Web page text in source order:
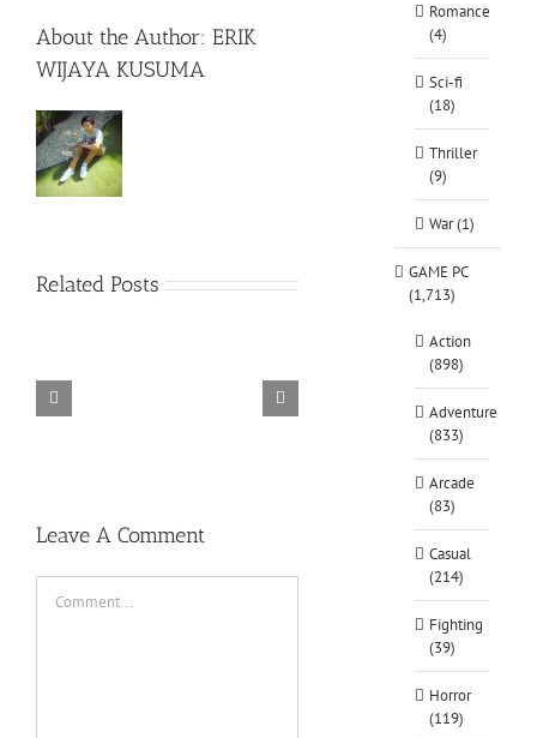
About the Author: ERIK
WIJAYA KUSUMA
Related Posts
TORINTO-DARKZER0 Alone in the
Leave A Comment
Romance
(4)
Sci-fi
(18)
Thriller
(9)
War (1)
GAME PC
(1,713)
Action
(898)
Adventure
(833)
Arcade
(83)
Casual
(214)
Fighting
(39)
Horror
(119)